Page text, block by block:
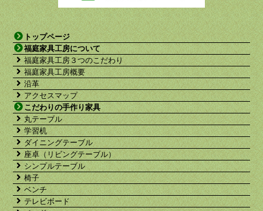
トップページ
福庭家具工房について
福庭家具工房３つのこだわり
福庭家具工房概要
沿革
アクセスマップ
こだわりの手作り家具
丸テーブル
学習机
ダイニングテーブル
座卓（リビングテーブル）
シンプルテーブル
椅子
ベンチ
テレビボード